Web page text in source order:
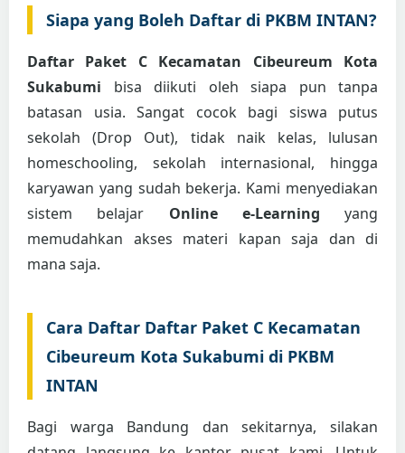
Siapa yang Boleh Daftar di PKBM INTAN?
Daftar Paket C Kecamatan Cibeureum Kota
Sukabumi bisa diikuti oleh siapa pun tanpa
batasan usia. Sangat cocok bagi siswa putus
sekolah (Drop Out), tidak naik kelas, lulusan
homeschooling, sekolah internasional, hingga
karyawan yang sudah bekerja. Kami menyediakan
sistem belajar Online e-Learning yang
memudahkan akses materi kapan saja dan di
mana saja.
Cara Daftar Daftar Paket C Kecamatan
Cibeureum Kota Sukabumi di PKBM
INTAN
Bagi warga Bandung dan sekitarnya, silakan